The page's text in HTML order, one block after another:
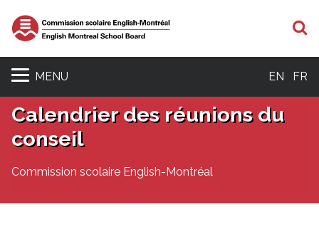
MENU EN FR
Calendrier des réunions du
conseil
Commission scolaire English-Montréal